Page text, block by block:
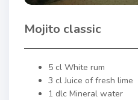
Mojito classic
5 cl White rum
3 cl Juice of fresh lime
1 dlc Mineral water